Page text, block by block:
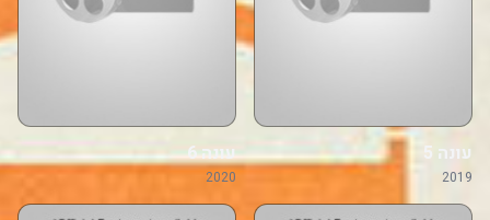
עונה 5
2019
עונה 6
2020